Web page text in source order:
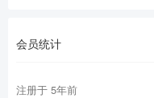
会员统计
注册于 5年前